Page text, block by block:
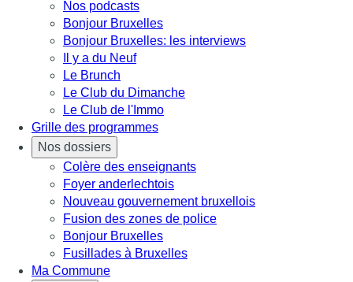
Nos podcasts
Bonjour Bruxelles
Bonjour Bruxelles: les interviews
Il y a du Neuf
Le Brunch
Le Club du Dimanche
Le Club de l'Immo
Grille des programmes
Nos dossiers
Colère des enseignants
Foyer anderlechtois
Nouveau gouvernement bruxellois
Fusion des zones de police
Bonjour Bruxelles
Fusillades à Bruxelles
Ma Commune